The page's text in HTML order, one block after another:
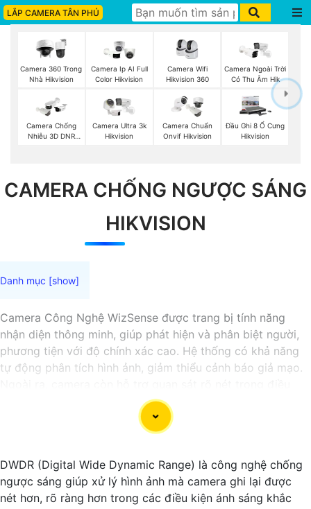
LẮP CAMERA TÂN PHÚ
Camera 360 Trong
Nhà Hikvision
Camera Ip AI Full
Color Hikvision
Camera Wifi
Hikvision 360
Camera Ngoài Trời
Có Thu Âm Hik
Camera Chống
Nhiễu 3D DNR
Camera Ultra 3k
Hikvision
Camera Chuẩn
Onvif Hikvision
Đầu Ghi 8 Ổ Cưng
Hikvision
CAMERA CHỐNG NGƯỢC SÁNG
HIKVISION
Camera Công Nghệ WizSense được trang bị tính năng
nhận diện thông minh, giúp phát hiện và phân biệt người,
phương tiện với độ chính xác cao. Hệ thống có khả năng
tự động phân tích hình ảnh, giảm thiểu cảnh báo giả mạo.
kiện ánh sáng yếu nhờ công nghệ Starlight và các tính
năng này giúp nâng cao hiệu quả giám sát và bảo vệ an
DWDR (Digital Wide Dynamic Range) là công nghệ chống
ngược sáng giúp xử lý hình ảnh mà camera ghi lại được
nét hơn, rõ ràng hơn trong các điều kiện ánh sáng khắc